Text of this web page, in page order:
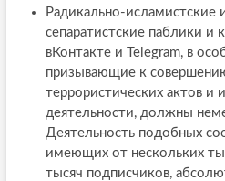
Радикально-исламистские
сепаратистские паблики и
вКонтакте и Telegram, в
призывающие к
террористических актов и
деятельности, должны
Деятельность подобных
имеющих от нескольких
тысяч подписчиков,